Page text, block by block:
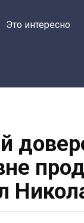
Это интересно